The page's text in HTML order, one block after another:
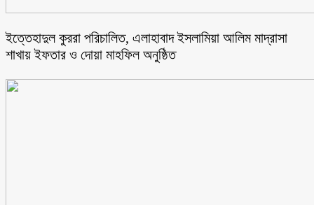
ইত্তেহাদুল কুররা পরিচালিত, এলাহাবাদ ইসলামিয়া আলিম মাদ্রাসা
শাখায় ইফতার ও দোয়া মাহফিল অনুষ্ঠিত